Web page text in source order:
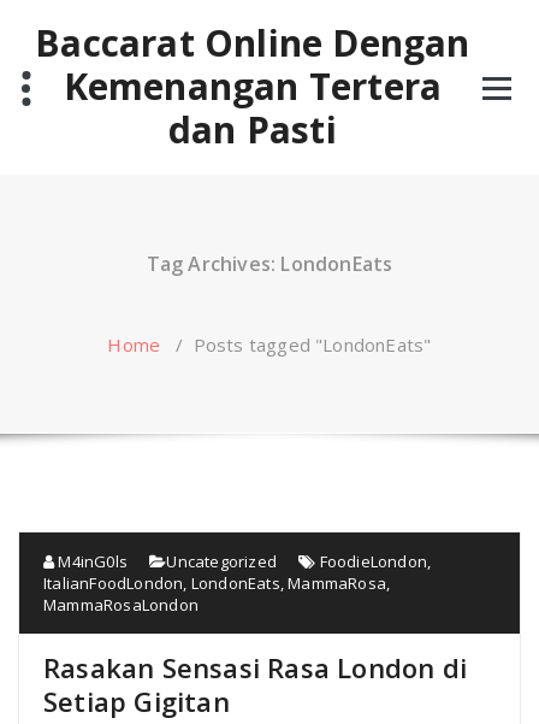
contentBaccarat Online Dengan
Kemenangan Tertera
dan Pasti
Tag Archives: LondonEats
Home / Posts tagged "LondonEats"
M4inG0ls Uncategorized FoodieLondon
ItalianFoodLondon LondonEats ,MammaRosa
MammaRosaLondon
Rasakan Sensasi Rasa London di
Setiap Gigitan